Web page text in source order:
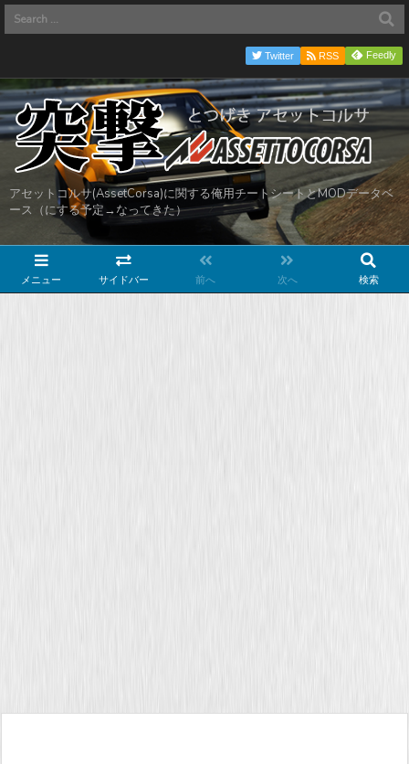
アセットコルサ(AssetCorsa)に関する俺用チートシートとMODデータベ
ース（にする予定→なってきた）
メニュー サイドバー 前へ 次へ 検索
Twitter RSS Feedly